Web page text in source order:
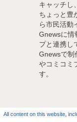
キャッチし
ちょっと豊
ら市民活動
Gnewsに情
プと連携し
Gnewsで制
やコミコミ
す。
All content on this website,